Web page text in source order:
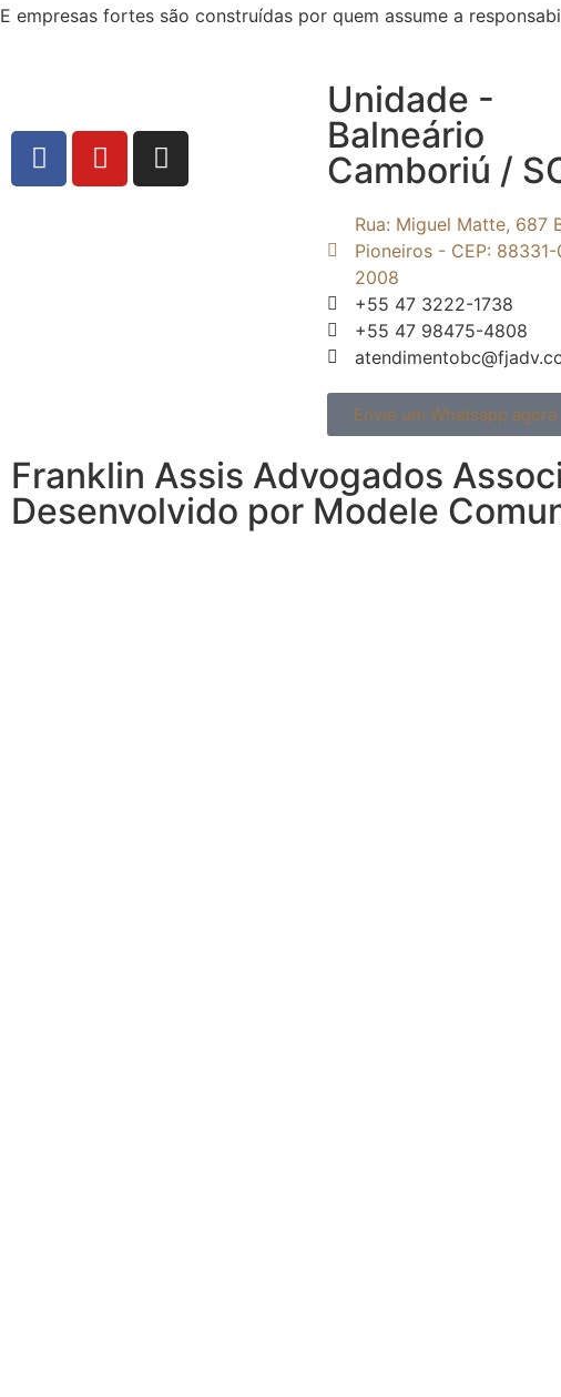
E empresas fortes são construídas por quem assume a
Unidade -
Balneário
Camboriú /
Rua: Miguel Matte, 687
Pioneiros - CEP:
2008
+55 47 3222-1738
+55 47 98475-4808
Envie um Whatsapp agora
Franklin Assis Advogados
Desenvolvido por Modele